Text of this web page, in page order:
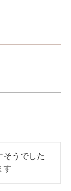
そうでした
す